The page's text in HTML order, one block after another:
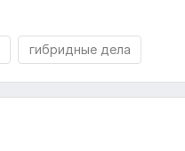
гибридные дела